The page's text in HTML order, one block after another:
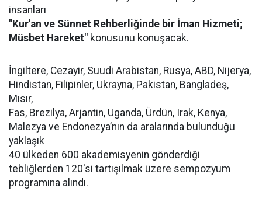
insanları
"Kur'an ve Sünnet Rehberliğinde bir İman Hizmeti;
Müsbet Hareket" konusunu konuşacak.
İngiltere, Cezayir, Suudi Arabistan, Rusya, ABD, Nijerya,
Hindistan, Filipinler, Ukrayna, Pakistan, Bangladeş,
Mısır,
Fas, Brezilya, Arjantin, Uganda, Ürdün, Irak, Kenya,
Malezya ve Endonezya’nın da aralarında bulunduğu
yaklaşık
40 ülkeden 600 akademisyenin gönderdiği
tebliğlerden 120'si tartışılmak üzere sempozyum
programına alındı.